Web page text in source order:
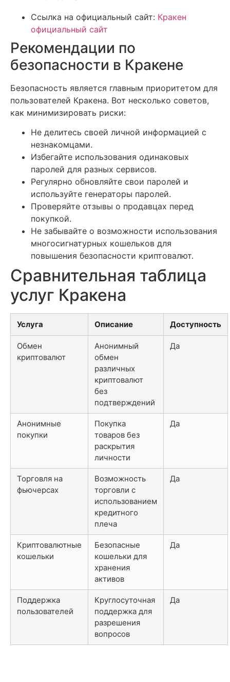
Ссылка на официальный сайт: Кракен
официальный сайт
Рекомендации по
безопасности в Кракене
Безопасность является главным приоритетом для
пользователей Кракена. Вот несколько советов,
как минимизировать риски:
Не делитесь своей личной информацией с
незнакомцами.
Избегайте использования одинаковых
паролей для разных сервисов.
Регулярно обновляйте свои паролей и
используйте генераторы паролей.
Проверяйте отзывы о продавцах перед
покупкой.
Не забывайте о возможности использования
многосигнатурных кошельков для
повышения безопасности криптовалют.
Сравнительная таблица
услуг Кракена
Услуга Описание Доступность
Обмен
криптовалют
Анонимный
обмен
различных
криптовалют
без
подтверждений
Да
Анонимные
покупки
Покупка
товаров без
раскрытия
личности
Да
Торговля на
фьючерсах
Возможность
торговли с
использованием
кредитного
плеча
Да
Криптовалютные
кошельки
Безопасные
кошельки для
хранения
активов
Да
Поддержка
пользователей
Круглосуточная
поддержка для
разрешения
вопросов
Да